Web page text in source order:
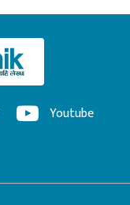
Youtube